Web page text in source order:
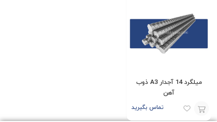
مشخصات میلگرد 32 آجدار A3 سیرجان
کارخانه تولید کننده
استاندارد
حالت
میلگرد 14 آجدار A3 ذوب
آهن
تماس بگیرید